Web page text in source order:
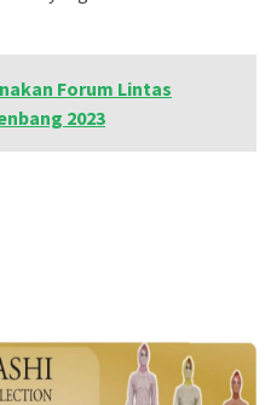
Forum Lintas
2023